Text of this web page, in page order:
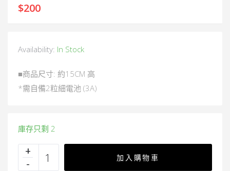
$200
Availability: In Stock
■商品尺寸: 約15CM 高
*需自備2粒細電池 (3A)
庫存只剩 2
加入購物車